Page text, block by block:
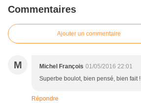
Commentaires
Ajouter un commentaire
M Michel François 01/05/2016 22:01
Superbe boulot, bien pensé, bien fait !
Répondre